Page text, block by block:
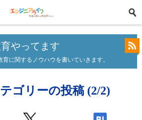
やってます
に関するノウハウを書いていきます。
ゴリーの投稿 (2/2)